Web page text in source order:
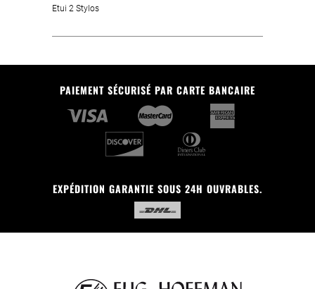
Etui 2 Stylos
PAIEMENT SÉCURISÉ PAR CARTE BANCAIRE
EXPÉDITION GARANTIE SOUS 24H OUVRABLES.